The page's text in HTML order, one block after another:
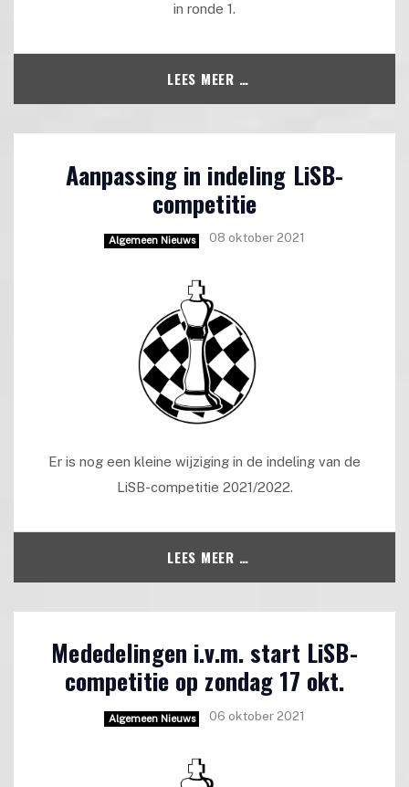
in ronde 1.
LEES MEER …
Aanpassing in indeling LiSB-
competitie
Algemeen Nieuws 08 oktober 2021
Er is nog een kleine wijziging in de indeling van de
LiSB-competitie 2021/2022.
LEES MEER …
Mededelingen i.v.m. start LiSB-
competitie op zondag 17 okt.
Algemeen Nieuws 06 oktober 2021